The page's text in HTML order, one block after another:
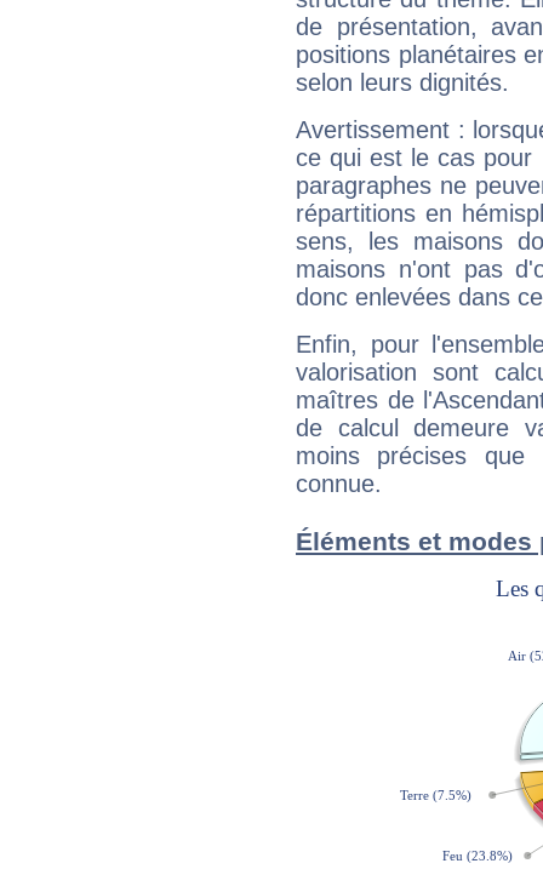
de présentation,
positions planétaires
selon leurs dignités.
Avertissement :
ce qui est le cas pour
paragraphes ne
répartitions en
sens, les maisons
maisons n'ont pas
donc enlevées dans
Enfin, pour
valorisation sont
maîtres de
de calcul demeure
moins précises que
connue.
Éléments et